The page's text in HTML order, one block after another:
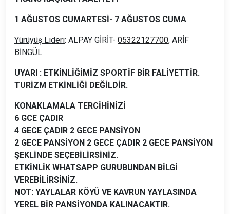
1 AĞUSTOS CUMARTESİ- 7 AĞUSTOS CUMA
Yürüyüş Lideri: ALPAY GİRİT- 05322127700, ARİF
BİNGÜL
UYARI : ETKİNLİĞİMİZ SPORTİF BİR FALİYETTİR.
TURİZM ETKİNLİĞİ DEĞİLDİR.
KONAKLAMALA TERCİHİNİZİ
6 GCE ÇADIR
4 GECE ÇADIR 2 GECE PANSİYON
2 GECE PANSİYON 2 GECE ÇADIR 2 GECE PANSİYON
ŞEKLİNDE SEÇEBİLİRSİNİZ.
ETKİNLİK WHATSAPP GURUBUNDAN BİLGİ
VEREBİLİRSİNİZ.
NOT: YAYLALAR KÖYÜ VE KAVRUN YAYLASINDA
YEREL BİR PANSİYONDA KALINACAKTIR.